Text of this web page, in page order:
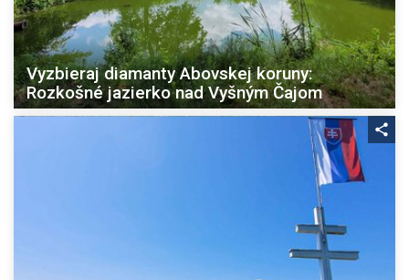
Vyzbieraj diamanty Abovskej koruny:
Rozkošné jazierko nad Vyšným Čajom